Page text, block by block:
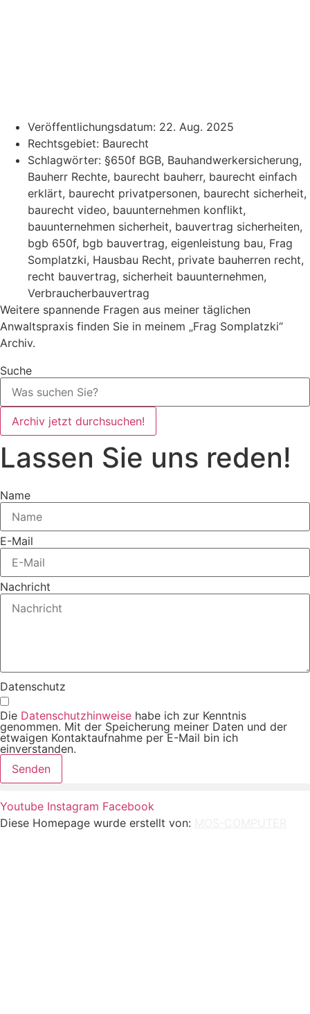
Veröffentlichungsdatum: 22. Aug. 2025
Rechtsgebiet: Baurecht
Schlagwörter: §650f BGB, Bauhandwerkersicherung,
Bauherr Rechte, baurecht bauherr, baurecht einfach
erklärt, baurecht privatpersonen, baurecht sicherheit,
baurecht video, bauunternehmen konflikt,
bauunternehmen sicherheit, bauvertrag sicherheiten,
bgb 650f, bgb bauvertrag, eigenleistung bau, Frag
Somplatzki, Hausbau Recht, private bauherren recht,
recht bauvertrag, sicherheit bauunternehmen,
Verbraucherbauvertrag
Weitere spannende Fragen aus meiner täglichen
Anwaltspraxis finden Sie in meinem „Frag Somplatzki“
Archiv.
Suche
Archiv jetzt durchsuchen!
Lassen Sie uns reden!
Name
E-Mail
Nachricht
Datenschutz
Die Datenschutzhinweise habe ich zur Kenntnis
genommen. Mit der Speicherung meiner Daten und der
etwaigen Kontaktaufnahme per E-Mail bin ich
einverstanden.
Senden
Youtube Instagram Facebook
Diese Homepage wurde erstellt von: